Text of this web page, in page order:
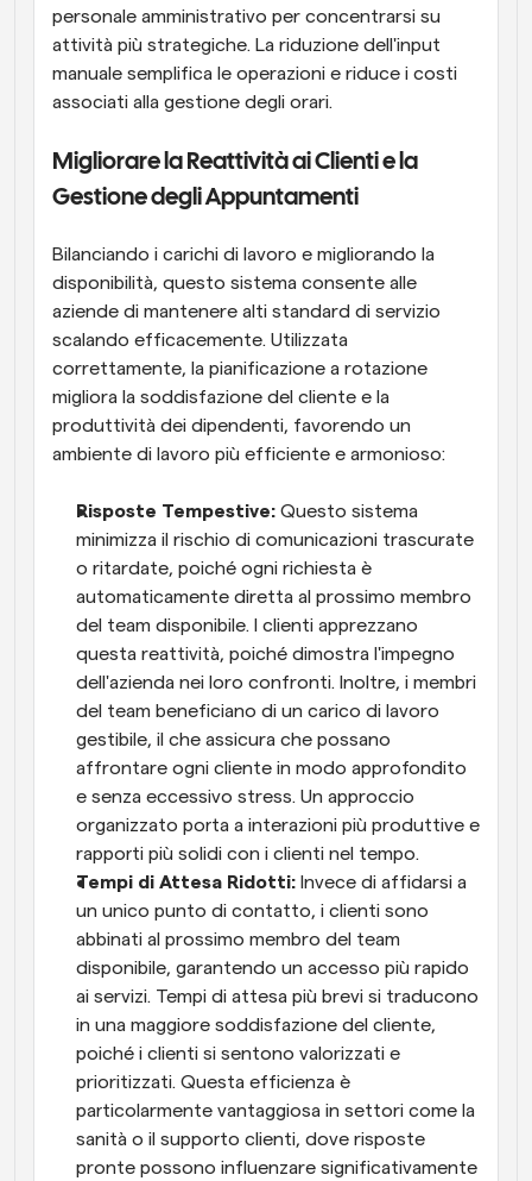
personale amministrativo per concentrarsi su
attività più strategiche. La riduzione dell'input
manuale semplifica le operazioni e riduce i costi
associati alla gestione degli orari.
Migliorare la Reattività ai Clienti e la
Gestione degli Appuntamenti
Bilanciando i carichi di lavoro e migliorando la
disponibilità, questo sistema consente alle
aziende di mantenere alti standard di servizio
scalando efficacemente. Utilizzata
correttamente, la pianificazione a rotazione
migliora la soddisfazione del cliente e la
produttività dei dipendenti, favorendo un
ambiente di lavoro più efficiente e armonioso:
Risposte Tempestive: Questo sistema
minimizza il rischio di comunicazioni trascurate
o ritardate, poiché ogni richiesta è
automaticamente diretta al prossimo membro
del team disponibile. I clienti apprezzano
questa reattività, poiché dimostra l'impegno
dell'azienda nei loro confronti. Inoltre, i membri
del team beneficiano di un carico di lavoro
gestibile, il che assicura che possano
affrontare ogni cliente in modo approfondito
e senza eccessivo stress. Un approccio
organizzato porta a interazioni più produttive e
rapporti più solidi con i clienti nel tempo.
Tempi di Attesa Ridotti: Invece di affidarsi a
un unico punto di contatto, i clienti sono
abbinati al prossimo membro del team
disponibile, garantendo un accesso più rapido
ai servizi. Tempi di attesa più brevi si traducono
in una maggiore soddisfazione del cliente,
poiché i clienti si sentono valorizzati e
prioritizzati. Questa efficienza è
particolarmente vantaggiosa in settori come la
sanità o il supporto clienti, dove risposte
pronte possono influenzare significativamente